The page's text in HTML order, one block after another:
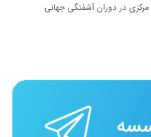
در دوران آشفتگی جهانی